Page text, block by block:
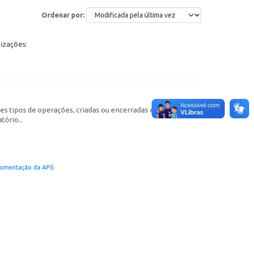
Ordenar por
tipos de operações, criadas ou encerradas em cada
da API).